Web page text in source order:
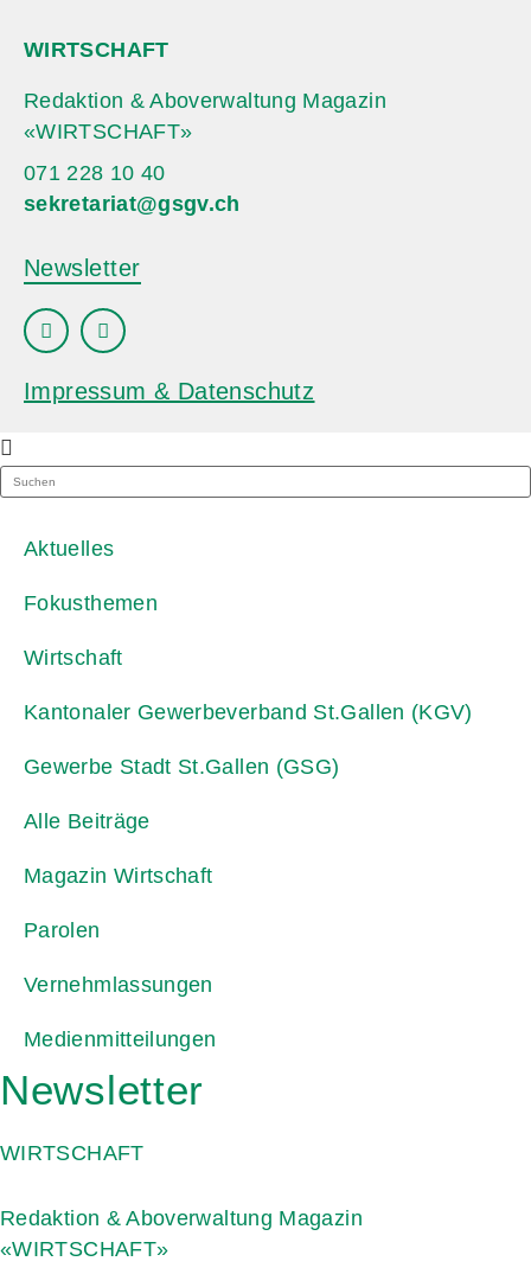
WIRTSCHAFT
Redaktion & Aboverwaltung Magazin
«WIRTSCHAFT»
071 228 10 40
sekretariat@gsgv.ch
Newsletter
Impressum & Datenschutz
Aktuelles
Fokusthemen
Wirtschaft
Kantonaler Gewerbeverband St.Gallen (KGV)
Gewerbe Stadt St.Gallen (GSG)
Alle Beiträge
Magazin Wirtschaft
Parolen
Vernehmlassungen
Medienmitteilungen
Newsletter
WIRTSCHAFT
Redaktion & Aboverwaltung Magazin
«WIRTSCHAFT»